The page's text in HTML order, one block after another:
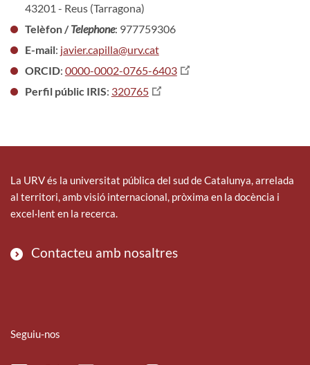
43201 - Reus (Tarragona)
Telèfon /Telephone: 977759306
E-mail: javier.capilla@urv.cat
ORCID: 0000-0002-0765-6403
Perfil públic IRIS: 320765
La URV és la universitat pública del sud de Catalunya, arrelada
al territori, amb visió internacional, pròxima en la docència i
excel·lent en la recerca.
Contacteu amb nosaltres
Seguiu-nos